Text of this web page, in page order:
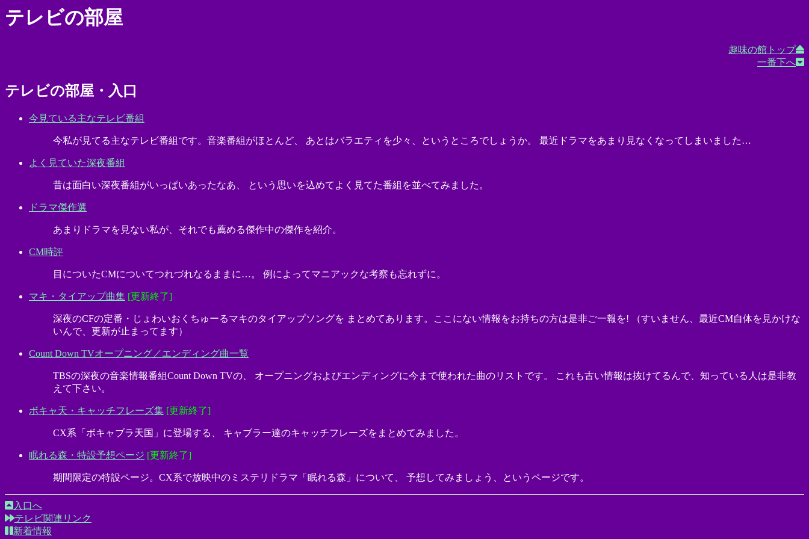
テレビの部屋
趣味の館トップ
一番下へ
テレビの部屋・入口
今見ている主なテレビ番組
今私が見てる主なテレビ番組です。音楽番組がほとんど、 あとはバラエティを少々、というところでしょうか。 最近ドラマをあまり見なくなってしまいました…
よく見ていた深夜番組
昔は面白い深夜番組がいっぱいあったなあ、 という思いを込めてよく見てた番組を並べてみました。
ドラマ傑作選
あまりドラマを見ない私が、それでも薦める傑作中の傑作を紹介。
CM時評
目についたCMについてつれづれなるままに…。 例によってマニアックな考察も忘れずに。
マキ・タイアップ曲集 [更新終了]
深夜のCFの定番・じょわいおくちゅーるマキのタイアップソングを まとめてあります。ここにない情報をお持ちの方は是非ご一報を! （すいません、最近CM自体を見かけな
いんで、更新が止まってます）
Count Down TVオープニング／エンディング曲一覧
TBSの深夜の音楽情報番組Count Down TVの、 オープニングおよびエンディングに今まで使われた曲のリストです。 これも古い情報は抜けてるんで、知っている人は是非教
えて下さい。
ボキャ天・キャッチフレーズ集 [更新終了]
CX系「ボキャブラ天国」に登場する、 キャブラー達のキャッチフレーズをまとめてみました。
眠れる森・特設予想ページ [更新終了]
期間限定の特設ページ。CX系で放映中のミステリドラマ「眠れる森」について、 予想してみましょう、というページです。
入口へ
テレビ関連リンク
新着情報